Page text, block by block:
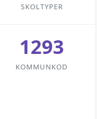
SKOLTYPER
1293
KOMMUNKOD